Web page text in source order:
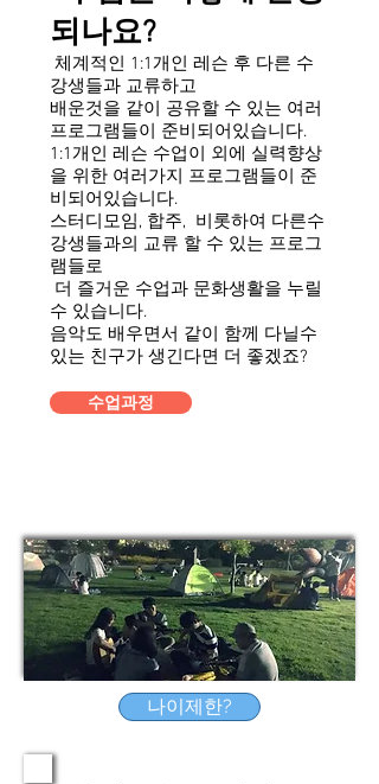
되나요?
체계적인 1:1개인 레슨 후 다른 수
강생들과 교류하고
배운것을 같이 공유할 수 있는 여러
프로그램들이 준비되어있습니다.
1:1개인 레슨 수업이 외에 실력향상
을 위한 여러가지 프로그램들이 준
비되어있습니다.
스터디모임, 합주, 비롯하여 다른수
강생들과의 교류 할 수 있는 프로그
램들로
더 즐거운 수업과 문화생활을 누릴
수 있습니다.
음악도 배우면서 같이 함께 다닐수
있는 친구가 생긴다면 더 좋겠죠?
수업과정
나이제한?